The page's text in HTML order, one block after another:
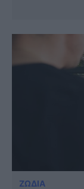
ΖΩΔΙΑ